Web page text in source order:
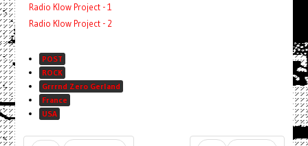
Radio Klow Project - 1
Radio Klow Project - 2
POST
ROCK
Grrrnd Zero Gerland
France
USA